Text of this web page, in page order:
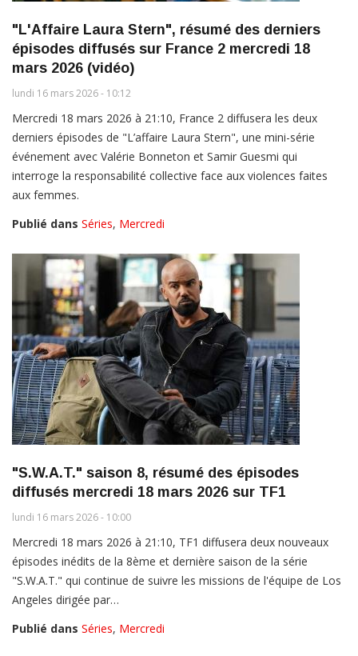
"L'Affaire Laura Stern", résumé des derniers
épisodes diffusés sur France 2 mercredi 18
mars 2026 (vidéo)
lundi 16 mars 2026 - 10:12
Mercredi 18 mars 2026 à 21:10, France 2 diffusera les deux
derniers épisodes de "L’affaire Laura Stern", une mini-série
événement avec Valérie Bonneton et Samir Guesmi qui
interroge la responsabilité collective face aux violences faites
aux femmes.
Publié dans Séries, Mercredi
"S.W.A.T." saison 8, résumé des épisodes
diffusés mercredi 18 mars 2026 sur TF1
lundi 16 mars 2026 - 10:00
Mercredi 18 mars 2026 à 21:10, TF1 diffusera deux nouveaux
épisodes inédits de la 8ème et dernière saison de la série
"S.W.A.T." qui continue de suivre les missions de l'équipe de Los
Angeles dirigée par…
Publié dans Séries, Mercredi